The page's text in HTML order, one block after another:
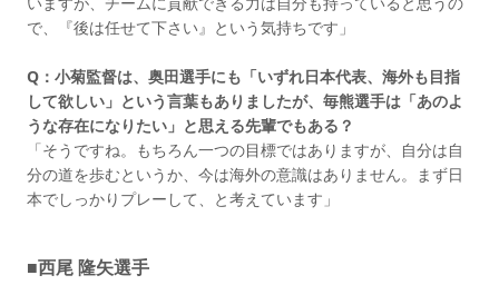
で、『後は任せて下さい』という気持ちです」
Q：小菊監督は、奥田選手にも「いずれ日本代表、海外も目指
して欲しい」という言葉もありましたが、毎熊選手は「あのよ
うな存在になりたい」と思える先輩でもある？
「そうですね。もちろん一つの目標ではありますが、自分は自
分の道を歩むというか、今は海外の意識はありません。まず日
本でしっかりプレーして、と考えています」
■西尾 隆矢選手